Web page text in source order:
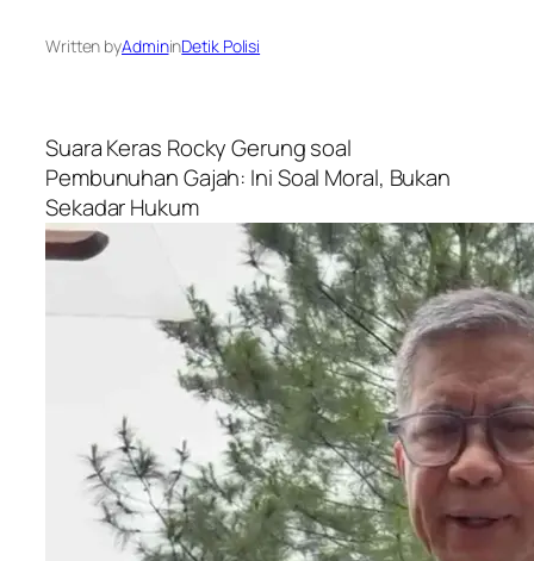
Written byAdmininDetik Polisi
Suara Keras Rocky Gerung soal
Pembunuhan Gajah: Ini Soal Moral, Bukan
Sekadar Hukum